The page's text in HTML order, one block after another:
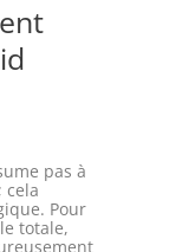
pas à
cela
Pour
totale,